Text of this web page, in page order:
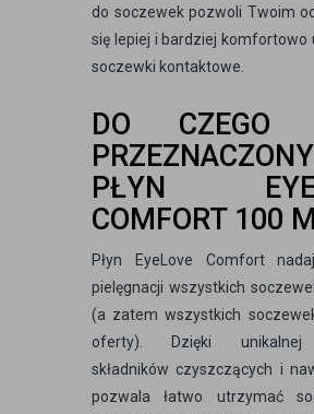
do soczewek pozwoli Twoim
się lepiej i bardziej komfortowo
soczewki kontaktowe.
DO CZEGO
PRZEZNACZONY
PŁYN
COMFORT 100
Płyn EyeLove Comfort
pielęgnacji wszystkich
(a zatem wszystkich
oferty). Dzięki unikalnej
składników czyszczących i
pozwala łatwo utrzymać